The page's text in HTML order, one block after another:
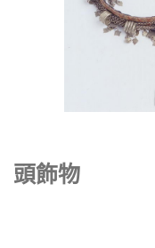
頭飾物